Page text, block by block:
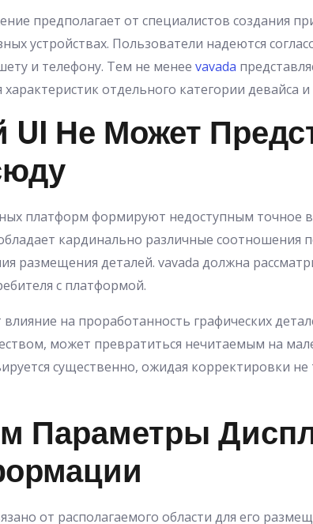
предполагает от специалистов создания
устройствах. Пользователи надеются
и телефону. Тем не менее vavada
отдельного категории девайса
Не Может
платформ формируют недоступным точное
кардинально различные соотношения
размещения деталей. vavada должна
с платформой.
на проработанность графических
может превратиться нечитаемым на
существенно, ожидая корректировки
Параметры
от располагаемого области для его